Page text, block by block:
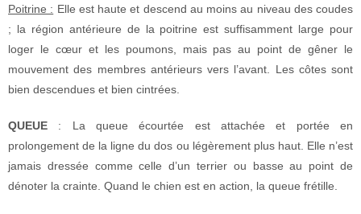
Poitrine : Elle est haute et descend au moins au niveau des coudes
; la région antérieure de la poitrine est suffisamment large pour
loger le cœur et les poumons, mais pas au point de gêner le
mouvement des membres antérieurs vers l’avant. Les côtes sont
bien descendues et bien cintrées.
QUEUE : La queue écourtée est attachée et portée en
prolongement de la ligne du dos ou légèrement plus haut. Elle n’est
jamais dressée comme celle d’un terrier ou basse au point de
dénoter la crainte. Quand le chien est en action, la queue frétille.